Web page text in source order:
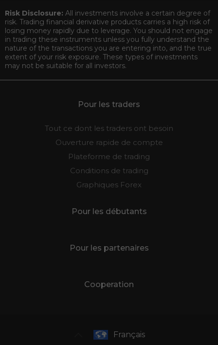
Risk Disclosure: All investments involve a certain degree of
risk. Trading financial derivative products carries a high risk of
losing money rapidly due to leverage. You should not engage
in trading these instruments unless you fully understand the
nature of the transactions you are entering into, and the true
extent of your risk exposure. These types of investments
may not be suitable for all investors.
Pour les traders
Tout ce dont les traders ont besoin
Ouverture rapide de compte
Plateforme de trading
Conditions de trading
Graphiques Forex
Pour les débutants
Pour les partenaires
Cooperation
Français